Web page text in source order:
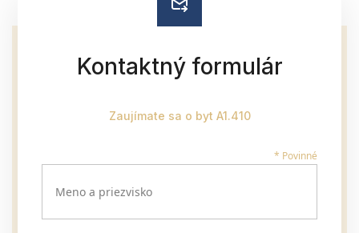
Kontaktný formulár
Zaujímate sa o byt A1.410
* Povinné
Meno a priezvisko